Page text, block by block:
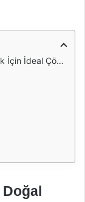
İdeal Çözüm
Doğal